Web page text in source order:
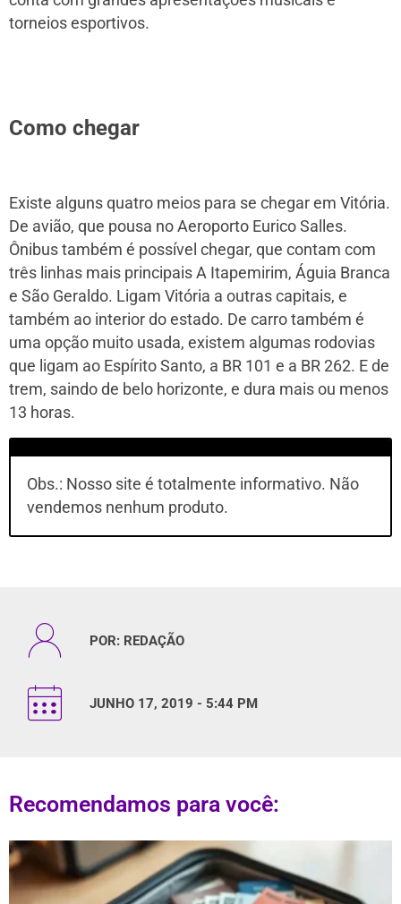
torneios esportivos.
Como chegar
Existe alguns quatro meios para se chegar em Vitória.
De avião, que pousa no Aeroporto Eurico Salles.
Ônibus também é possível chegar, que contam com
três linhas mais principais A Itapemirim, Águia Branca
e São Geraldo. Ligam Vitória a outras capitais, e
também ao interior do estado. De carro também é
uma opção muito usada, existem algumas rodovias
que ligam ao Espírito Santo, a BR 101 e a BR 262. E de
trem, saindo de belo horizonte, e dura mais ou menos
13 horas.
Obs.: Nosso site é totalmente informativo. Não
vendemos nenhum produto.
POR: REDAÇÃO
JUNHO 17, 2019 - 5:44 PM
Recomendamos para você: